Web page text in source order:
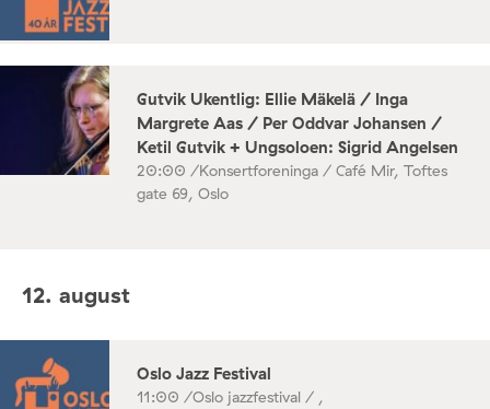
Gutvik Ukentlig: Ellie Mäkelä / Inga
Margrete Aas / Per Oddvar Johansen /
Ketil Gutvik + Ungsoloen: Sigrid Angelsen
20:00 /Konsertforeninga / Café Mir, Toftes
gate 69, Oslo
12. august
Oslo Jazz Festival
11:00 /Oslo jazzfestival / ,